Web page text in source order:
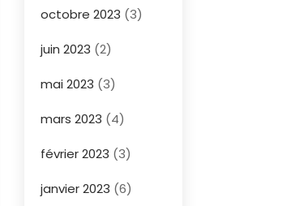
octobre 2023 (3)
juin 2023 (2)
mai 2023 (3)
mars 2023 (4)
février 2023 (3)
janvier 2023 (6)